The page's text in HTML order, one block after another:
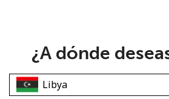
¿A dónde